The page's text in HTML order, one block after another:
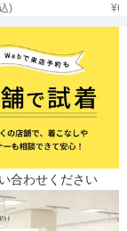
) ¥
合わせください